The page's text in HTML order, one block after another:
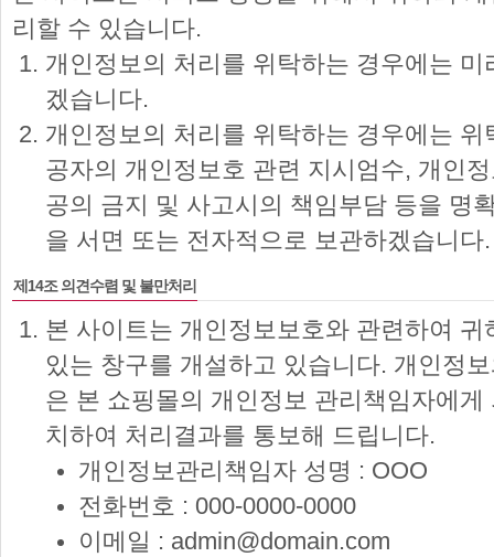
리할 수 있습니다.
개인정보의 처리를 위탁하는 경우에는
겠습니다.
개인정보의 처리를 위탁하는 경우에는
공자의 개인정보호 관련 지시엄수, 개인
공의 금지 및 사고시의 책임부담 등을 명
을 서면 또는 전자적으로 보관하겠습니다.
제14조 의견수렴 및 불만처리
본 사이트는 개인정보보호와 관련하여
있는 창구를 개설하고 있습니다. 개인정
은 본 쇼핑몰의 개인정보 관리책임자에
치하여 처리결과를 통보해 드립니다.
개인정보관리책임자 성명 : OOO
전화번호 : 000-0000-0000
이메일 : admin@domain.com